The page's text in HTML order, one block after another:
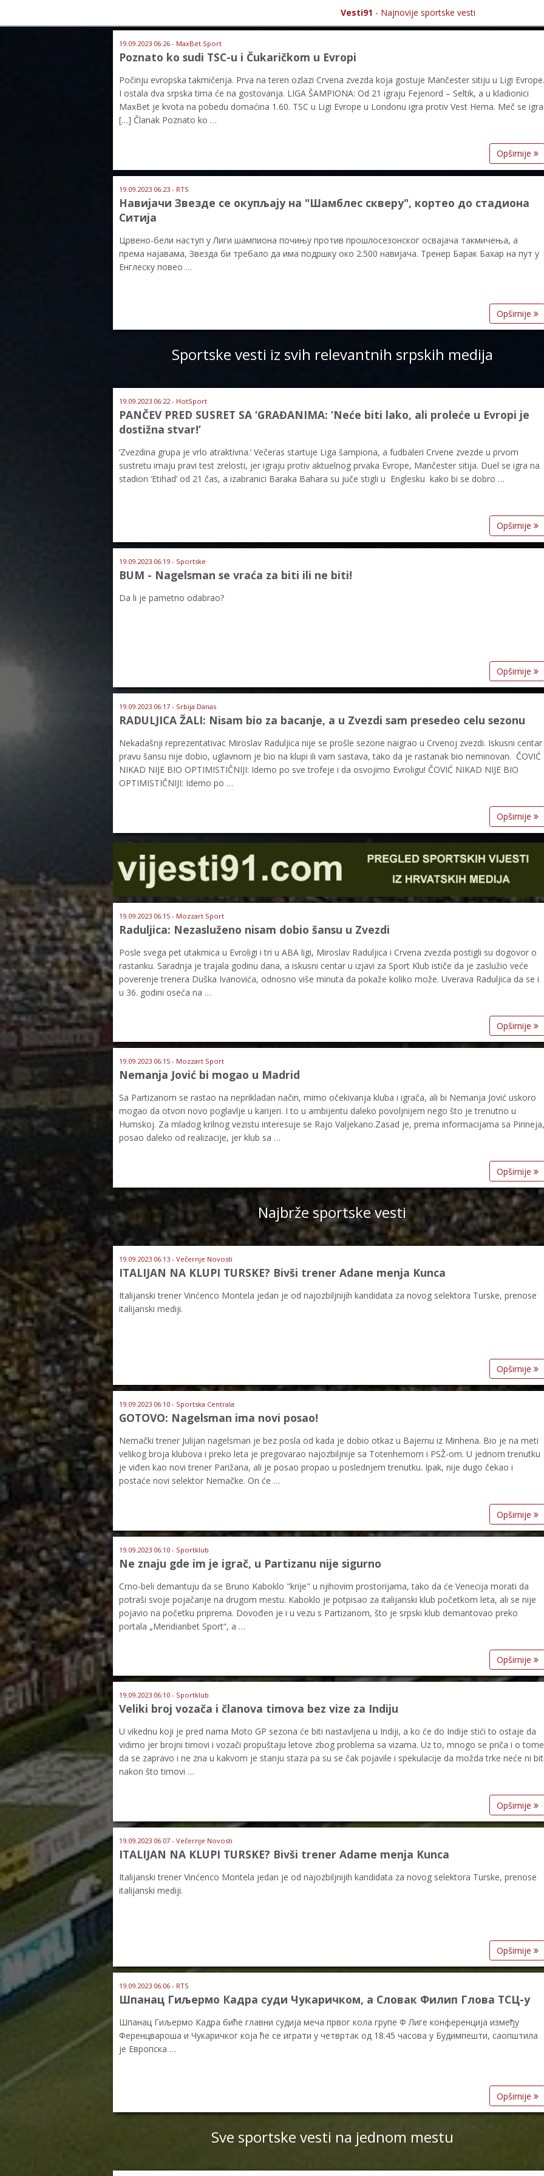
Vesti91 - Najnovije sportske vesti
19.09.2023 06:26 - MaxBet Sport
Poznato ko sudi TSC-u i Čukaričkom u Evropi
Počinju evropska takmičenja. Prva na teren ozlazi Crvena zvezda koja gostuje Mančester sitiju u Ligi Evrope.
I ostala dva srpska tima će na gostovanja. LIGA ŠAMPIONA: Od 21 igraju Fejenord – Seltik, a u kladionici
MaxBet je kvota na pobedu domaćina 1.60. TSC u Ligi Evrope u Londonu igra protiv Vest Hema. Meč se igra
[…] Članak Poznato ko …
Opširnije
19.09.2023 06:23 - RTS
Навијачи Звезде се окупљају на "Шамблес скверу", кортео до стадиона
Ситија
Црвено-бели наступ у Лиги шампиона почињу против прошлосезонског освајача такмичења, а
према најавама, Звезда би требало да има подршку око 2.500 навијача. Тренер Барак Бахар на пут у
Енглеску повео …
Opširnije
Sportske vesti iz svih relevantnih srpskih medija
19.09.2023 06:22 - HotSport
PANČEV PRED SUSRET SA ‘GRAĐANIMA: ‘Neće biti lako, ali proleće u Evropi je
dostižna stvar!’
‘Zvezdina grupa je vrlo atraktivna.’ Večeras startuje Liga šampiona, a fudbaleri Crvene zvezde u prvom
sustretu imaju pravi test zrelosti, jer igraju protiv aktuelnog prvaka Evrope, Mančester sitija. Duel se igra na
stadion ‘Etihad’ od 21 čas, a izabranici Baraka Bahara su juče stigli u Englesku kako bi se dobro …
Opširnije
19.09.2023 06:19 - Sportske
BUM - Nagelsman se vraća za biti ili ne biti!
Da li je pametno odabrao?
Opširnije
19.09.2023 06:17 - Srbija Danas
RADULJICA ŽALI: Nisam bio za bacanje, a u Zvezdi sam presedeo celu sezonu
Nekadašnji reprezentativac Miroslav Raduljica nije se prošle sezone naigrao u Crvenoj zvezdi. Iskusni centar
pravu šansu nije dobio, uglavnom je bio na klupi ili vam sastava, tako da je rastanak bio neminovan. ČOVIĆ
NIKAD NIJE BIO OPTIMISTIČNIJI: Idemo po sve trofeje i da osvojimo Evroligu! ČOVIĆ NIKAD NIJE BIO
OPTIMISTIČNIJI: Idemo po …
Opširnije
19.09.2023 06:15 - Mozzart Sport
Raduljica: Nezasluženo nisam dobio šansu u Zvezdi
Posle svega pet utakmica u Evroligi i tri u ABA ligi, Miroslav Raduljica i Crvena zvezda postigli su dogovor o
rastanku. Saradnja je trajala godinu dana, a iskusni centar u izjavi za Sport Klub ističe da je zaslužio veće
poverenje trenera Duška Ivanovića, odnosno više minuta da pokaže koliko može. Uverava Raduljica da se i
u 36. godini oseća na …
Opširnije
19.09.2023 06:15 - Mozzart Sport
Nemanja Jović bi mogao u Madrid
Sa Partizanom se rastao na neprikladan način, mimo očekivanja kluba i igrača, ali bi Nemanja Jović uskoro
mogao da otvori novo poglavlje u karijeri. I to u ambijentu daleko povoljnijem nego što je trenutno u
Humskoj. Za mladog krilnog vezistu interesuje se Rajo Valjekano.Zasad je, prema informacijama sa Pirineja,
posao daleko od realizacije, jer klub sa …
Opširnije
Najbrže sportske vesti
19.09.2023 06:13 - Večernje Novosti
ITALIJAN NA KLUPI TURSKE? Bivši trener Adane menja Kunca
Italijanski trener Vinćenco Montela jedan je od najozbiljnijih kandidata za novog selektora Turske, prenose
italijanski mediji.
Opširnije
19.09.2023 06:10 - Sportska Centrala
GOTOVO: Nagelsman ima novi posao!
Nemački trener Julijan nagelsman je bez posla od kada je dobio otkaz u Bajernu iz Minhena. Bio je na meti
velikog broja klubova i preko leta je pregovarao najozbiljnije sa Totenhemom i PSŽ-om. U jednom trenutku
je viđen kao novi trener Parižana, ali je posao propao u poslednjem trenutku. Ipak, nije dugo čekao i
postaće novi selektor Nemačke. On će …
Opširnije
19.09.2023 06:10 - Sportklub
Ne znaju gde im je igrač, u Partizanu nije sigurno
Crno-beli demantuju da se Bruno Kaboklo "krije" u njihovim prostorijama, tako da će Venecija morati da
potraši svoje pojačanje na drugom mestu. Kaboklo je potpisao za italijanski klub početkom leta, ali se nije
pojavio na početku priprema. Dovođen je i u vezu s Partizanom, što je srpski klub demantovao preko
portala „Meridianbet Sport“, a …
Opširnije
19.09.2023 06:10 - Sportklub
Veliki broj vozača i članova timova bez vize za Indiju
U vikednu koji je pred nama Moto GP sezona će biti nastavljena u Indiji, a ko će do Indije stići to ostaje da
vidimo jer brojni timovi i vozači propuštaju letove zbog problema sa vizama. Uz to, mnogo se priča i o tome
da se zapravo i ne zna u kakvom je stanju staza pa su se čak pojavile i spekulacije da možda trke neće ni
nakon što timovi …
Opširnije
19.09.2023 06:07 - Večernje Novosti
ITALIJAN NA KLUPI TURSKE? Bivši trener Adame menja Kunca
Italijanski trener Vinćenco Montela jedan je od najozbiljnijih kandidata za novog selektora Turske, prenose
italijanski mediji.
Opširnije
19.09.2023 06:06 - RTS
Шпанац Гиљермо Кадра суди Чукаричком, a Словак Филип Глова ТСЦ-у
Шпанац Гиљермо Кадра биће главни судија меча првог кола групе Ф Лиге конференција између
Ференцвароша и Чукаричког која ће се играти у четвртак од 18.45 часова у Будимпешти, саопштила
је Европска …
Opširnije
Sve sportske vesti na jednom mestu